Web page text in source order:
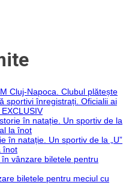
Cluj-Napoca. Clubul plătește
sportivi înregistrați. Oficialii ai
în natație. Un sportiv de la
la înot
în natație. Un sportiv de la „U”
înot
în vânzare biletele pentru
biletele pentru meciul cu